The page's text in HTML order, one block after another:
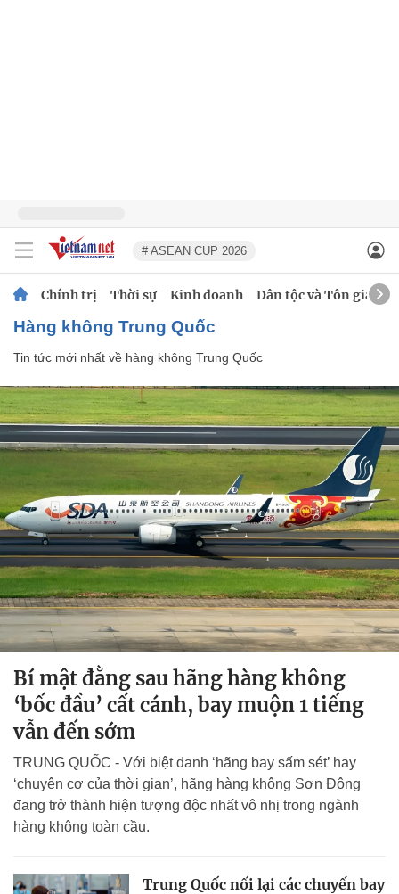
# ASEAN CUP 2026
Chính trị Thời sự Kinh doanh Dân tộc và Tôn giáo
hàng không Trung Quốc
Tin tức mới nhất về hàng không Trung Quốc
Bí mật đằng sau hãng hàng không
‘bốc đầu’ cất cánh, bay muộn 1 tiếng
vẫn đến sớm
TRUNG QUỐC - Với biệt danh ‘hãng bay sấm sét’ hay
‘chuyên cơ của thời gian’, hãng hàng không Sơn Đông
đang trở thành hiện tượng độc nhất vô nhị trong ngành
hàng không toàn cầu.
Trung Quốc nối lại các chuyến bay